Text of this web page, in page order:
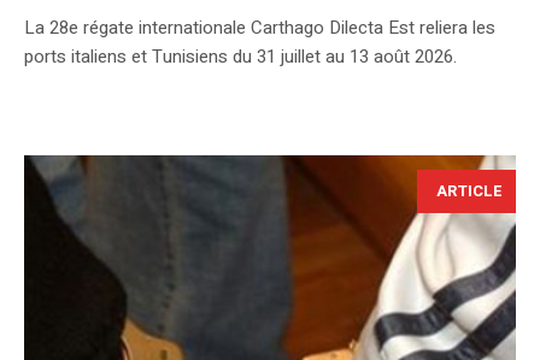
La 28e régate internationale Carthago Dilecta Est reliera les
ports italiens et Tunisiens du 31 juillet au 13 août 2026.
ARTICLE